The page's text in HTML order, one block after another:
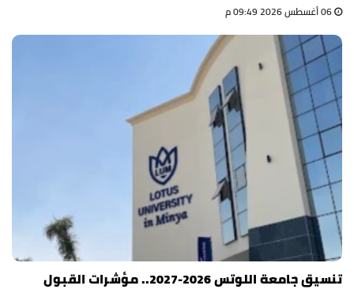
تنسيق جامعة اللوتس 2026-2027.. مؤشرات القبول